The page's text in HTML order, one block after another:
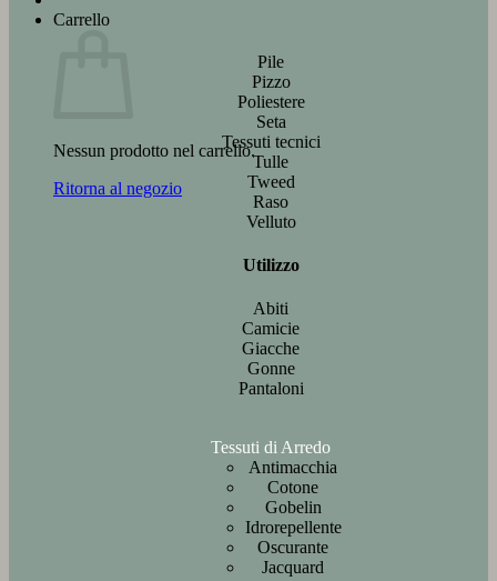
Carrello
Nessun prodotto nel carrello.
Ritorna al negozio
Pile
Pizzo
Poliestere
Seta
Tessuti tecnici
Tulle
Tweed
Raso
Velluto
Utilizzo
Abiti
Camicie
Giacche
Gonne
Pantaloni
Tessuti di Arredo
Antimacchia
Cotone
Gobelin
Idrorepellente
Oscurante
Jacquard